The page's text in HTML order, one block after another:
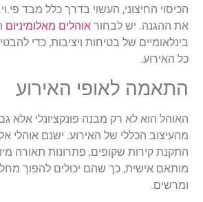
הכיסוי החיצוני, העשוי בדרך כלל מבד
את ההגנה. יש לבחור אוהלים מאלומיניום
בינלאומיים של בטיחות ויציבות, כדי
כל האירוע.
התאמה לאופי האירוע
האוהל הוא לא רק מבנה פונקציונלי אלא
מהעיצוב הכללי של האירוע. ישנם אוהלי
התקנת קירות שקופים, פתרונות תאורה
מותאם אישית, כך שהם יכולים להפוך
ומרשים.